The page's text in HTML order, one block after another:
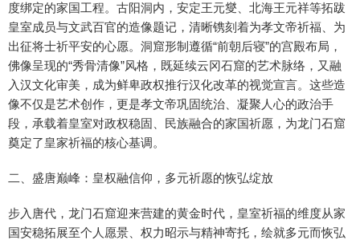
度绑定的家国工程。古阳洞内，安定王元燮、北海王元祥等拓跋
皇室成员与文武百官的造像题记，清晰镌刻着为孝文帝祈福、为
出征将士祈平安的心愿。洞窟形制遵循“前朝后寝”的宫殿布局，
佛像呈现的“秀骨清像”风格，既延续云冈石窟的艺术脉络，又融
入汉文化审美，成为鲜卑政权推行汉化改革的视觉宣言。这些造
像不仅是艺术创作，更是孝文帝巩固统治、凝聚人心的政治手
段，承载着皇室对政权稳固、民族融合的家国祈愿，为龙门石窟
奠定了皇家祈福的核心基调。
二、盛唐巅峰：皇权融信仰，多元祈愿的恢弘绽放
步入唐代，龙门石窟迎来营建的黄金时代，皇室祈福的维度从家
国安稳拓展至个人愿景、权力昭示与精神寄托，绘就多元而恢弘